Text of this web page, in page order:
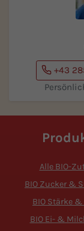
+43
Alle BIO-
BIO Zucker &
BIO Stärke
BIO Ei- &